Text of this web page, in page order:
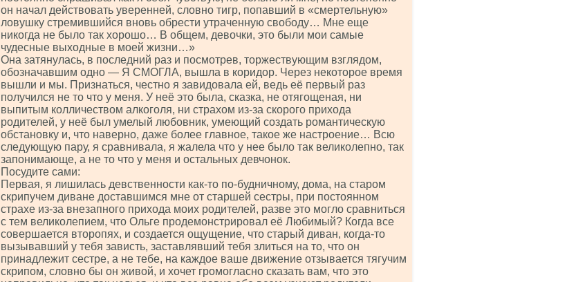
он начал действовать уверенней, словно тигр, попавший в «смертельную»
ловушку стремившийся вновь обрести утраченную свободу… Мне еще
никогда не было так хорошо… В общем, девочки, это были мои самые
чудесные выходные в моей жизни…»
Она затянулась, в последний раз и посмотрев, торжествующим взглядом,
обозначавшим одно — Я СМОГЛА, вышла в коридор. Через некоторое время
вышли и мы. Признаться, честно я завидовала ей, ведь её первый раз
получился не то что у меня. У неё это была, сказка, не отягощеная, ни
выпитым колличеством алкоголя, ни страхом из-за скорого прихода
родителей, у неё был умелый любовник, умеющий создать романтическую
обстановку и, что наверно, даже более главное, такое же настроение… Всю
следующую пару, я сравнивала, я жалела что у нее было так великолепно, так
запонимающе, а не то что у меня и остальных девчонок.
Посудите сами:
Первая, я лишилась девственности как-то по-будничному, дома, на старом
скрипучем диване доставшимся мне от старшей сестры, при постоянном
страхе из-за внезапного прихода моих родителей, разве это могло сравниться
с тем великолепием, что Ольге продемонстрировал её Любимый? Когда все
совершается второпях, и создается ощущение, что старый диван, когда-то
вызывавший у тебя зависть, заставлявший тебя злиться на то, что он
принадлежит сестре, а не тебе, на каждое ваше движение отзывается тягучим
скрипом, словно бы он живой, и хочет громогласно сказать вам, что это